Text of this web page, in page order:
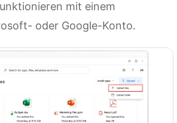
mit einem
oder Google-Konto.